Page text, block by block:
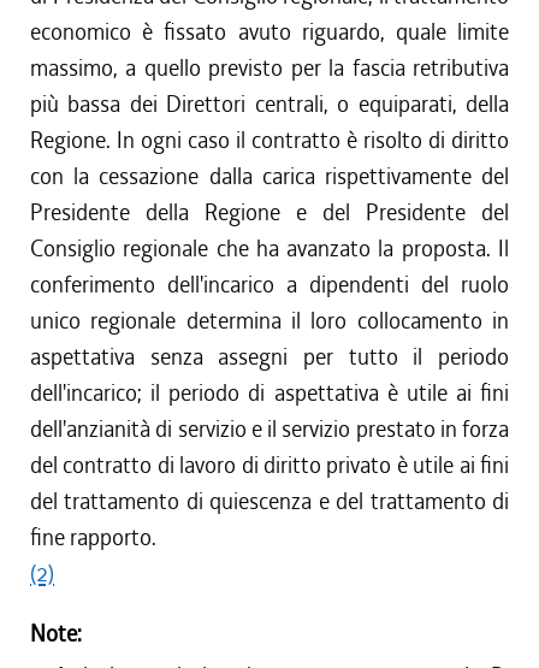
economico è fissato avuto riguardo, quale limite
massimo, a quello previsto per la fascia retributiva
più bassa dei Direttori centrali, o equiparati, della
Regione. In ogni caso il contratto è risolto di diritto
con la cessazione dalla carica rispettivamente del
Presidente della Regione e del Presidente del
Consiglio regionale che ha avanzato la proposta. Il
conferimento dell'incarico a dipendenti del ruolo
unico regionale determina il loro collocamento in
aspettativa senza assegni per tutto il periodo
dell'incarico; il periodo di aspettativa è utile ai fini
dell'anzianità di servizio e il servizio prestato in forza
del contratto di lavoro di diritto privato è utile ai fini
del trattamento di quiescenza e del trattamento di
fine rapporto.
(2)
Note: